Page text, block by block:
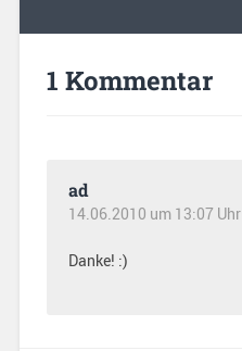
1 Kommentar
ad
14.06.2010 um 13:07 Uhr
Danke! :)